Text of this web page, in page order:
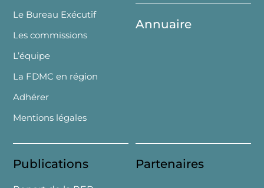
Le Bureau Exécutif
Les commissions
L’équipe
La FDMC en région
Adhérer
Mentions légales
Annuaire
Publications Partenaires